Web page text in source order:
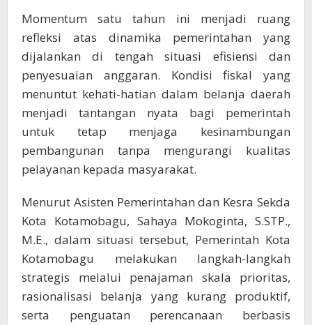
Momentum satu tahun ini menjadi ruang
refleksi atas dinamika pemerintahan yang
dijalankan di tengah situasi efisiensi dan
penyesuaian anggaran. Kondisi fiskal yang
menuntut kehati-hatian dalam belanja daerah
menjadi tantangan nyata bagi pemerintah
untuk tetap menjaga kesinambungan
pembangunan tanpa mengurangi kualitas
pelayanan kepada masyarakat.
Menurut Asisten Pemerintahan dan Kesra Sekda
Kota Kotamobagu, Sahaya Mokoginta, S.STP.,
M.E., dalam situasi tersebut, Pemerintah Kota
Kotamobagu melakukan langkah-langkah
strategis melalui penajaman skala prioritas,
rasionalisasi belanja yang kurang produktif,
serta penguatan perencanaan berbasis